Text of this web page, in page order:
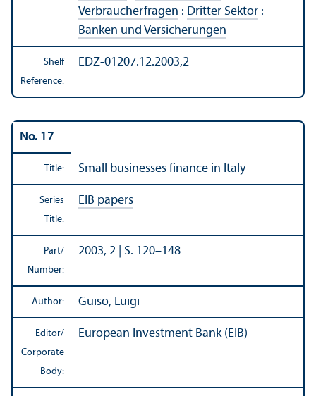
Verbraucherfragen : Dritter Sektor :
Banken und Versicherungen
Shelf
Reference:
EDZ-01207.12.2003,2
No. 17
Title: Small businesses finance in Italy
Series
Title:
EIB papers
Part/
Number:
2003, 2 | S. 120–148
Author: Guiso, Luigi
Editor/
Corporate
Body:
European Investment Bank (EIB)